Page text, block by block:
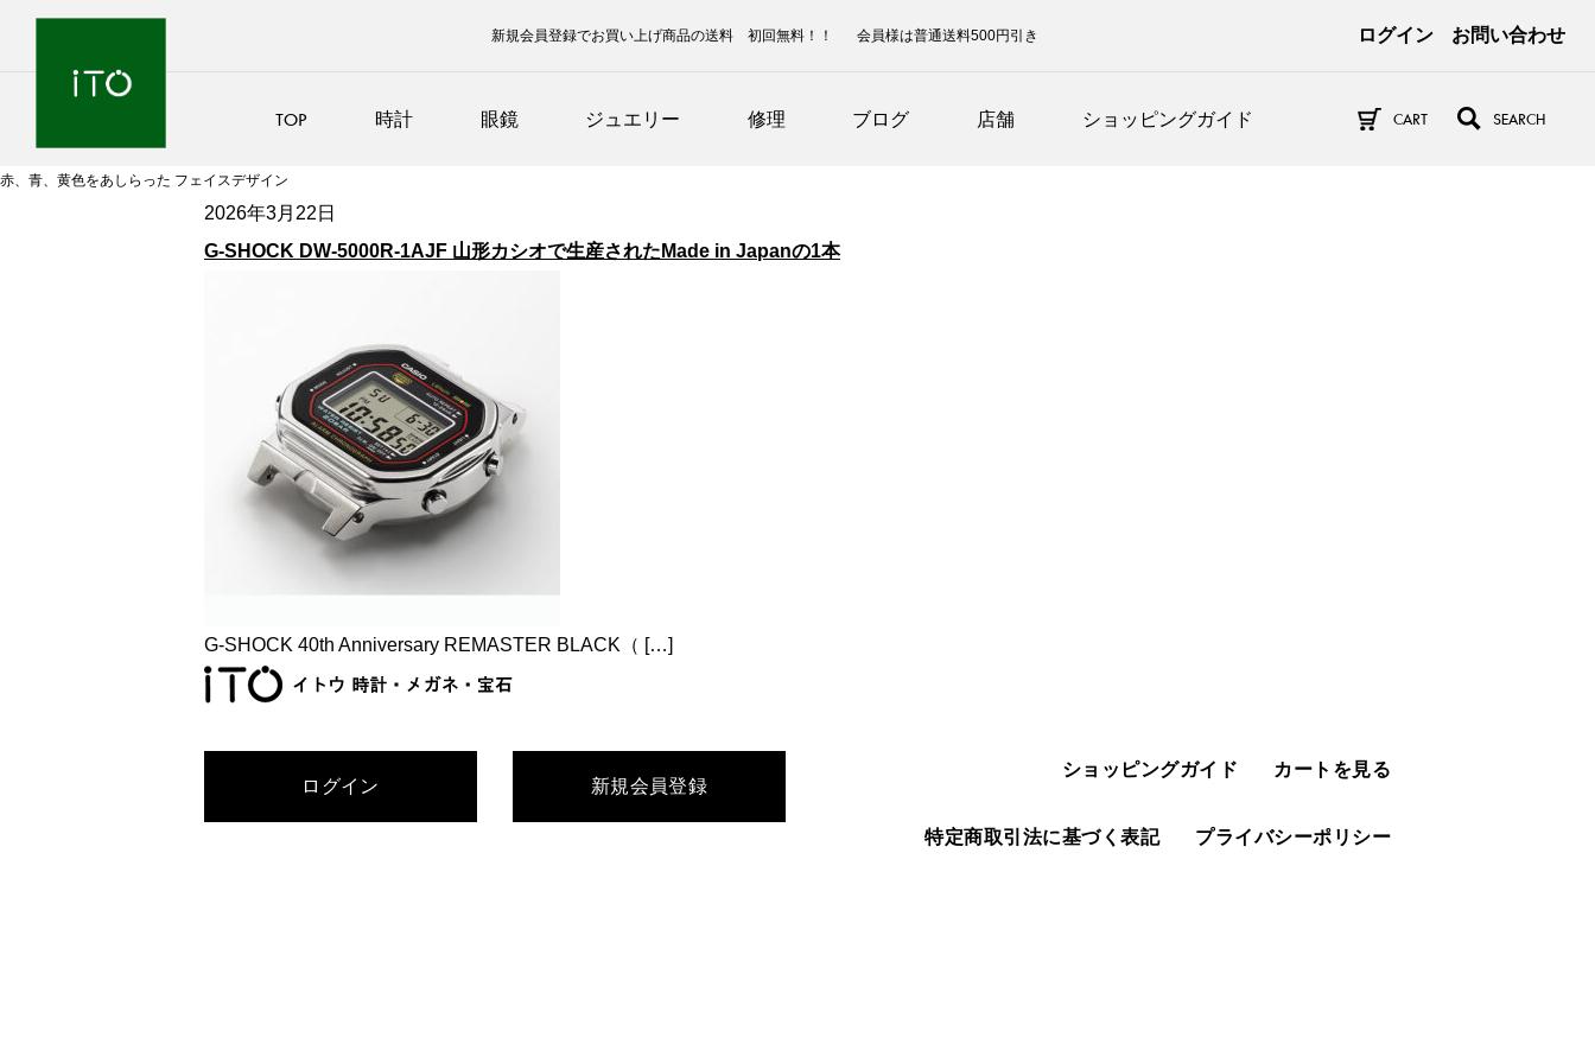
新規会員登録でお買い上げ商品の送料 初回無料！！ 会員様は普通送料500円引き
TOP 時計 眼鏡 ジュエリー 修理 ブログ 店舗 ショッピングガイド
ログイン お問い合わせ
CART SEARCH
赤、青、黄色をあしらった フェイスデザイン
2026年3月22日
G-SHOCK DW-5000R-1AJF 山形カシオで生産されたMade in Japanの1本
G-SHOCK 40th Anniversary REMASTER BLACK（ […]
ログイン 新規会員登録
ショッピングガイド カートを見る
特定商取引法に基づく表記 プライバシーポリシー